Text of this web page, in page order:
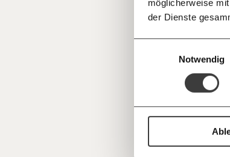
möglicherweise
der Dienste
Notwendig
Deine Spende absetzen: